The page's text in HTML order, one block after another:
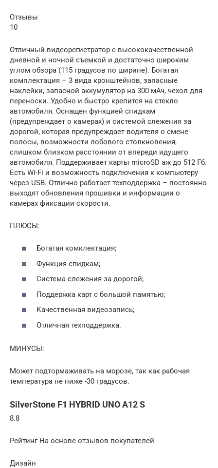
Отзывы
10
Отличный видеорегистратор с высококачественной
дневной и ночной съемкой и достаточно широким
углом обзора (115 градусов по ширине). Богатая
комплектация – 3 вида кронштейнов, запасные
наклейки, запасной аккумулятор на 300 мАч, чехол для
переноски. Удобно и быстро крепится на стекло
автомобиля. Оснащен функцией спидкам
(предупреждает о камерах) и системой слежения за
дорогой, которая предупреждает водителя о смене
полосы, возможности лобового столкновения,
слишком близком расстоянии от впереди идущего
автомобиля. Поддерживает карты microSD аж до 512 Гб.
Есть Wi-Fi и возможность подключения к компьютеру
через USB. Отлично работает техподдержка – постоянно
выходят обновления прошивки и информации о
камерах фиксации скорости.
ПЛЮСЫ:
Богатая комклектация;
Функция спидкам;
Система слежения за дорогой;
Поддержка карт с большой памятью;
Качественная видеозапись;
Отличная техподдержка.
МИНУСЫ:
Может подтормаживать на морозе, так как рабочая
температура не ниже -30 градусов.
SilverStone F1 HYBRID UNO A12 S
8.8
Рейтинг На основе отзывов покупателей
Дизайн